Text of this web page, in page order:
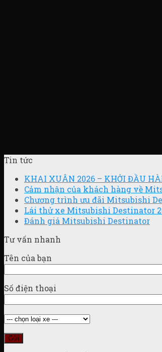
Tin tức
KHAI XUÂN 2026 – KHỞI ĐẦU
Cảm nhận của khách hàng về
Chương trình ưu đãi Mitsubishi
Lái thử xe Mitsubishi Destinator
Đánh giá Mitsubishi Destinator
Tư vấn nhanh
Tên của bạn
Số điện thoại